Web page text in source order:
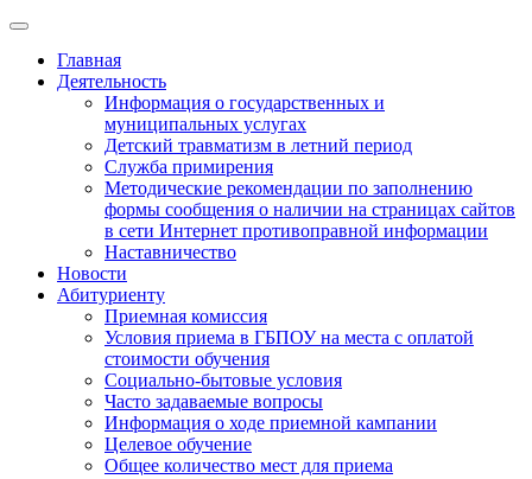
Главная
Деятельность
Информация о государственных и
муниципальных услугах
Детский травматизм в летний период
Служба примирения
Методические рекомендации по заполнению
формы сообщения о наличии на страницах сайтов
в сети Интернет противоправной информации
Наставничество
Новости
Абитуриенту
Приемная комиссия
Условия приема в ГБПОУ на места с оплатой
стоимости обучения
Социально-бытовые условия
Часто задаваемые вопросы
Информация о ходе приемной кампании
Целевое обучение
Общее количество мест для приема